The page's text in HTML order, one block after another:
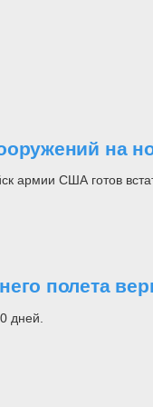
на
армии США готов
полета
дней.